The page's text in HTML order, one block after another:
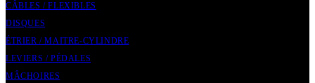
CÂBLES / FLEXIBLES
DISQUES
ÉTRIER / MAITRE-CYLINDRE
LEVIERS / PÉDALES
MÂCHOIRES